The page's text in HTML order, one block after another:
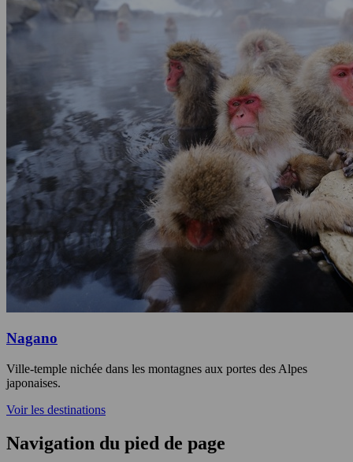
Nagano
Ville-temple nichée dans les montagnes aux portes des Alpes
japonaises.
Voir les destinations
Navigation du pied de page